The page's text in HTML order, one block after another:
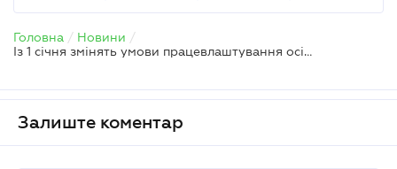
Головна / Новини /
Із 1 січня змінять умови працевлаштування осіб з інвалідністю – Мінсоцполітики
Залиште коментар